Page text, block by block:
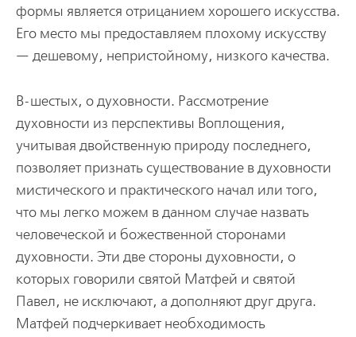
формы является отрицанием хорошего искусства.
Его место мы предоставляем плохому искусству
— дешевому, непристойному, низкого качества.
В-шестых, о духовности. Рассмотрение
духовности из перспективы Воплощения,
учитывая двойственную природу последнего,
позволяет признать существование в духовности
мистического и практического начал или того,
что мы легко можем в данном случае назвать
человеческой и божественной сторонами
духовности. Эти две стороны духовности, о
которых говорили святой Матфей и святой
Павел, не исключают, а дополняют друг друга.
Матфей подчеркивает необходимость